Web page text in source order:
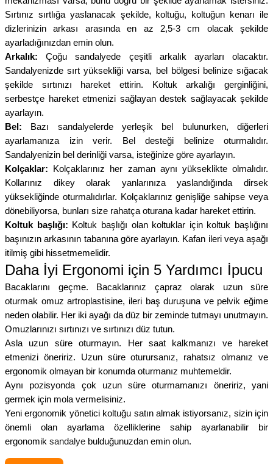
Sırtınız sırtlığa yaslanacak şekilde, koltuğu, koltuğun kenarı ile
dizlerinizin arkası arasında en az 2,5-3 cm olacak şekilde
ayarladığınızdan emin olun.
Arkalık: Çoğu sandalyede çeşitli arkalık ayarları olacaktır.
Sandalyenizde sırt yüksekliği varsa, bel bölgesi belinize sığacak
şekilde sırtınızı hareket ettirin. Koltuk arkalığı gerginliğini,
serbestçe hareket etmenizi sağlayan destek sağlayacak şekilde
ayarlayın.
Bel: Bazı sandalyelerde yerleşik bel bulunurken, diğerleri
ayarlamanıza izin verir. Bel desteği belinize oturmalıdır.
Sandalyenizin bel derinliği varsa, isteğinize göre ayarlayın.
Kolçaklar: Kolçaklarınız her zaman aynı yükseklikte olmalıdır.
Kollarınız dikey olarak yanlarınıza yaslandığında dirsek
yüksekliğinde oturmalıdırlar. Kolçaklarınız genişliğe sahipse veya
dönebiliyorsa, bunları size rahatça oturana kadar hareket ettirin.
Koltuk başlığı: Koltuk başlığı olan koltuklar için koltuk başlığını
başınızın arkasının tabanına göre ayarlayın. Kafan ileri veya aşağı
itilmiş gibi hissetmemelidir.
Daha İyi Ergonomi için 5 Yardımcı İpucu
Bacaklarını geçme. Bacaklarınız çapraz olarak uzun süre
oturmak omuz artroplastisine, ileri baş duruşuna ve pelvik eğime
neden olabilir. Her iki ayağı da düz bir zeminde tutmayı unutmayın.
Omuzlarınızı sırtınızı ve sırtınızı düz tutun.
Asla uzun süre oturmayın. Her saat kalkmanızı ve hareket
etmenizi öneririz. Uzun süre oturursanız, rahatsız olmanız ve
ergonomik olmayan bir konumda oturmanız muhtemeldir.
Aynı pozisyonda çok uzun süre oturmamanızı öneririz, yani
germek için mola vermelisiniz.
Yeni ergonomik yönetici koltuğu satın almak istiyorsanız, sizin için
önemli olan ayarlama özelliklerine sahip ayarlanabilir bir
ergonomik sandalye bulduğunuzdan emin olun.